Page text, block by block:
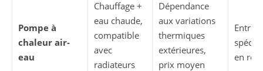
Pompe à
chaleur air-
eau
Chauffage +
eau chaude,
compatible
avec
radiateurs
Dépendance
aux variations
thermiques
extérieures,
prix moyen
en